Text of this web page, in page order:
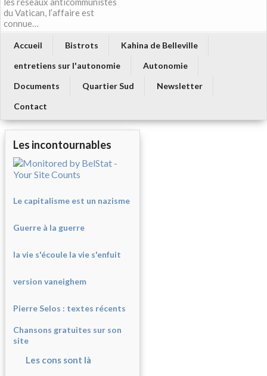
du Vatican, l’affaire est
connue…
Accueil Bistrots
Kahina de Belleville
entretiens sur l'autonomie
Autonomie
Documents
Quartier Sud
Newsletter
Contact
Les incontournables
Le capitalisme est un nazisme
Guerre à la guerre
la vie s'écoule la vie s'enfuit
version vaneighem
Pierre Selos : textes récents
Chansons gratuites sur son
site
Les cons sont là